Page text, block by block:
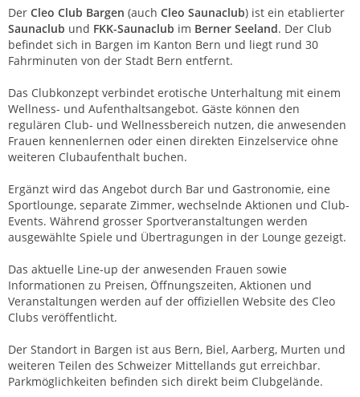
Der Cleo Club Bargen (auch Cleo Saunaclub) ist ein etablierter
Saunaclub und FKK-Saunaclub im Berner Seeland. Der Club
befindet sich in Bargen im Kanton Bern und liegt rund 30
Fahrminuten von der Stadt Bern entfernt.
Das Clubkonzept verbindet erotische Unterhaltung mit einem
Wellness- und Aufenthaltsangebot. Gäste können den
regulären Club- und Wellnessbereich nutzen, die anwesenden
Frauen kennenlernen oder einen direkten Einzelservice ohne
weiteren Clubaufenthalt buchen.
Ergänzt wird das Angebot durch Bar und Gastronomie, eine
Sportlounge, separate Zimmer, wechselnde Aktionen und Club-
Events. Während grosser Sportveranstaltungen werden
ausgewählte Spiele und Übertragungen in der Lounge gezeigt.
Das aktuelle Line-up der anwesenden Frauen sowie
Informationen zu Preisen, Öffnungszeiten, Aktionen und
Veranstaltungen werden auf der offiziellen Website des Cleo
Clubs veröffentlicht.
Der Standort in Bargen ist aus Bern, Biel, Aarberg, Murten und
weiteren Teilen des Schweizer Mittellands gut erreichbar.
Parkmöglichkeiten befinden sich direkt beim Clubgelände.